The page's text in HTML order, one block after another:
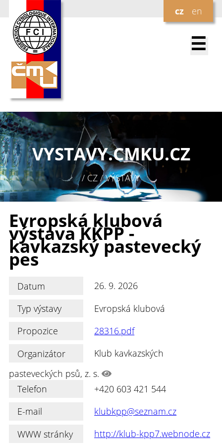
cz en
☰
VYSTAVY.CMKU.CZ
/ CZ / VÝSTAVY
Evropská klubová
výstava KKPP -
kavkazský pastevecký
pes
Datum
26. 9. 2026
Typ výstavy
Evropská klubová
Propozice
28316.pdf
Organizátor
Klub kavkazských
pasteveckých psů, z. s.
Telefon
+420 603 421 544
E-mail
klubkpp@seznam.cz
WWW stránky
http://klub-kpp7.webnode.cz